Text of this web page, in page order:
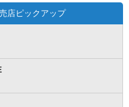
店ピックアップ